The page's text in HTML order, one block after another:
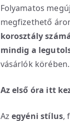
Folyamatos
megfizethető
korosztály
mindig a
vásárlók körében.
Az első óra itt
Az egyéni stílus,